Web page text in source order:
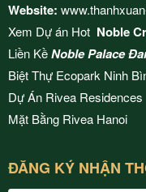
Website:
Xem Dự án Hot Noble
Liền KềNoble Palace
Biệt Thự Ecopark Ninh
Dự Án Rivea Residences
Mặt Bằng Rivea Hanoi
ĐĂNG KÝ NHẬN